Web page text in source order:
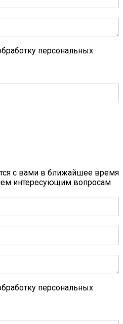
персональных
с вами в ближайшее время
интересующим вопросам
персональных